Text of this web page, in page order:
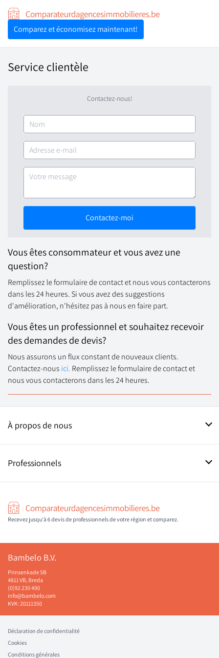
Comparez et économisez maintenant!
Comparez et économisez maintenant!
Service clientèle
Contactez-nous!
Contactez-moi
Vous êtes consommateur et vous avez une
question?
Remplissez le formulaire de contact et nous vous contacterons
dans les 24 heures. Si vous avez des suggestions
d'amélioration, n'hésitez pas à nous en faire part.
Vous êtes un professionnel et souhaitez recevoir
des demandes de devis?
Nous assurons un flux constant de nouveaux clients.
Contactez-nous ici. Remplissez le formulaire de contact et
nous vous contacterons dans les 24 heures.
À propos de nous
Professionnels
Recevez jusqu'à 6 devis de professionnels de votre région et comparez.
Bambelo B.V.
Prinsenkade 5B
4811 VB, Breda
(0)92 230 490
info@bambelo.com
KVK: 20111350
Déclaration de confidentialité
Cookies
Conditions générales